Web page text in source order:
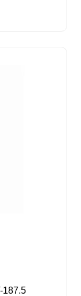
187.5